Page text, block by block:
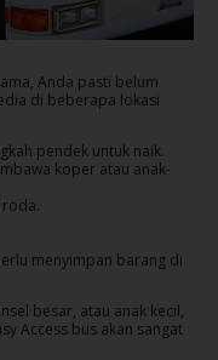
Anda pasti belum
di beberapa lokasi
pendek untuk naik.
koper atau anak-
roda.
menyimpan barang di
besar, atau anak kecil,
Access bus akan sangat